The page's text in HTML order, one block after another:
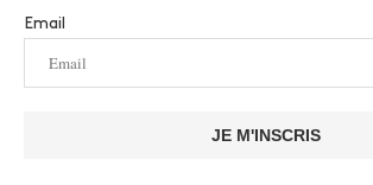
Email
JE M'INSCRIS